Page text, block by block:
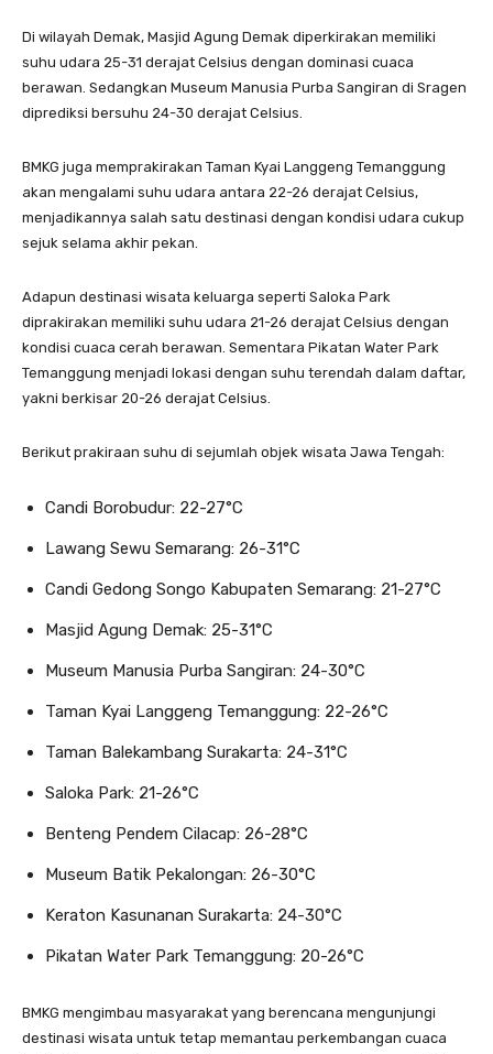
Di wilayah Demak, Masjid Agung Demak diperkirakan memiliki
suhu udara 25-31 derajat Celsius dengan dominasi cuaca
berawan. Sedangkan Museum Manusia Purba Sangiran di Sragen
diprediksi bersuhu 24-30 derajat Celsius.
BMKG juga memprakirakan Taman Kyai Langgeng Temanggung
akan mengalami suhu udara antara 22-26 derajat Celsius,
menjadikannya salah satu destinasi dengan kondisi udara cukup
sejuk selama akhir pekan.
Adapun destinasi wisata keluarga seperti Saloka Park
diprakirakan memiliki suhu udara 21-26 derajat Celsius dengan
kondisi cuaca cerah berawan. Sementara Pikatan Water Park
Temanggung menjadi lokasi dengan suhu terendah dalam daftar,
yakni berkisar 20-26 derajat Celsius.
Berikut prakiraan suhu di sejumlah objek wisata Jawa Tengah:
Candi Borobudur: 22-27°C
Lawang Sewu Semarang: 26-31°C
Candi Gedong Songo Kabupaten Semarang: 21-27°C
Masjid Agung Demak: 25-31°C
Museum Manusia Purba Sangiran: 24-30°C
Taman Kyai Langgeng Temanggung: 22-26°C
Taman Balekambang Surakarta: 24-31°C
Saloka Park: 21-26°C
Benteng Pendem Cilacap: 26-28°C
Museum Batik Pekalongan: 26-30°C
Keraton Kasunanan Surakarta: 24-30°C
Pikatan Water Park Temanggung: 20-26°C
BMKG mengimbau masyarakat yang berencana mengunjungi
destinasi wisata untuk tetap memantau perkembangan cuaca